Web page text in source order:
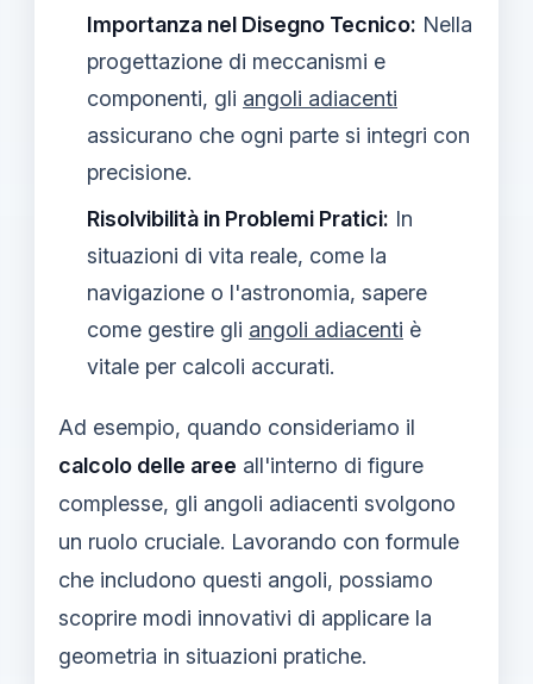
Importanza nel Disegno Tecnico: Nella
progettazione di meccanismi e
componenti, gli angoli adiacenti
assicurano che ogni parte si integri con
precisione.
Risolvibilità in Problemi Pratici: In
situazioni di vita reale, come la
navigazione o l'astronomia, sapere
come gestire gli angoli adiacenti è
vitale per calcoli accurati.
Ad esempio, quando consideriamo il
calcolo delle aree all'interno di figure
complesse, gli angoli adiacenti svolgono
un ruolo cruciale. Lavorando con formule
che includono questi angoli, possiamo
scoprire modi innovativi di applicare la
geometria in situazioni pratiche.